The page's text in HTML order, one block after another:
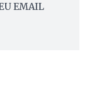
EMAIL